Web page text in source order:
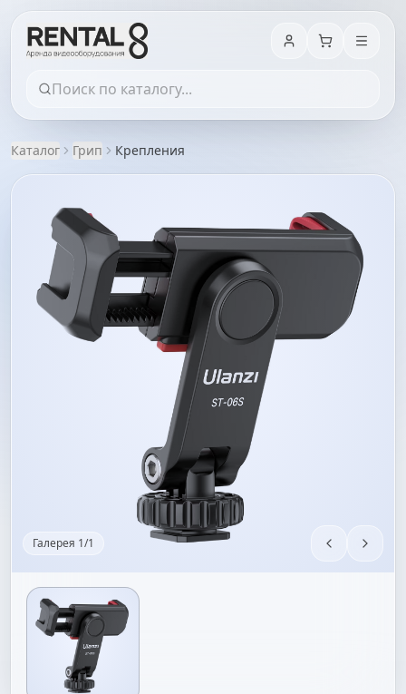
Каталог Грип Крепления
Галерея 1/1